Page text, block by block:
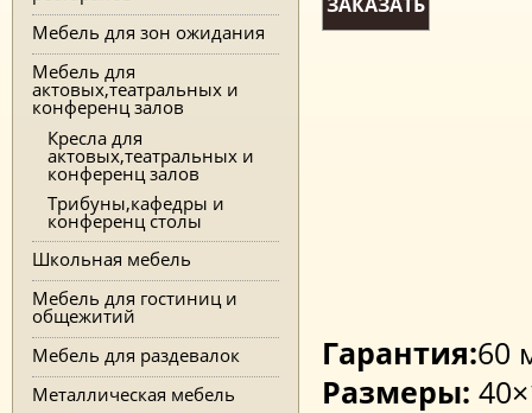
Мебель для зон ожидания
Мебель для
актовых,театральных и
конференц залов
Кресла для
актовых,театральных и
конференц залов
Трибуны,кафедры и
конференц столы
Школьная мебель
Мебель для гостиниц и
общежитий
Мебель для раздевалок
Металлическая мебель
Гарантия:60
Размеры: